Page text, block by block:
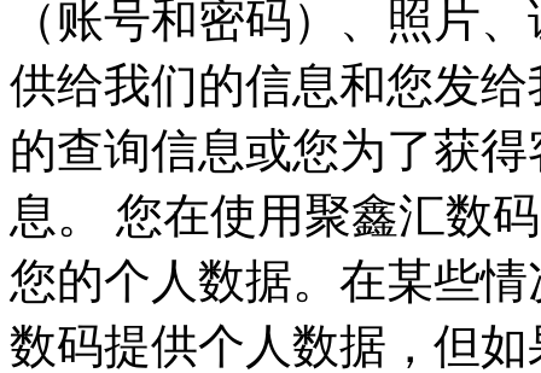
（账号和密码）、照片
供给我们的信息和您发给
的查询信息或您为了获
息。 您在使用聚鑫汇数码
您的个人数据。在某些情
数码提供个人数据，但